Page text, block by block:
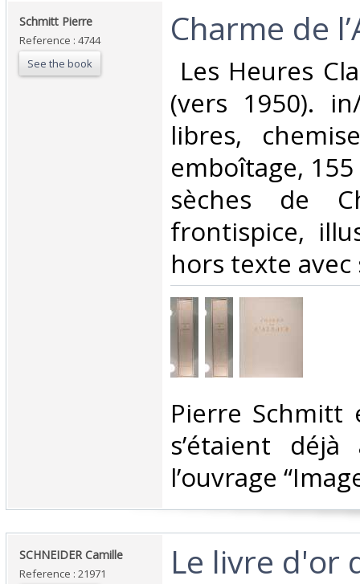
‎Schmitt Pierre‎
Reference : 4744
See the book
‎Charme de
Les Heures
(vers 1950).
libres,
emboîtage,
sèches de
frontispice,
hors texte
‎Pierre Schmitt
s’étaient déjà
l’ouvrage
‎SCHNEIDER Camille‎
Reference : 21971
‎Le livre d'or